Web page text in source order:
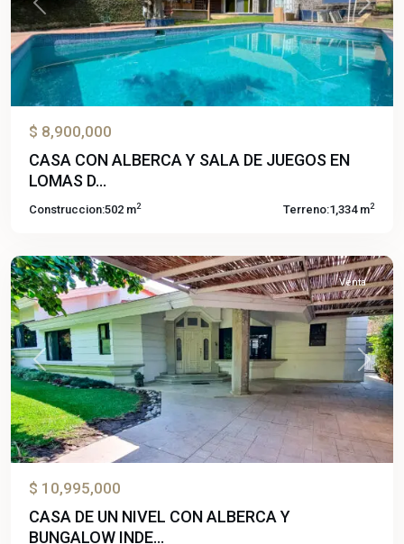
Previous Next
$ 8,900,000
CASA CON ALBERCA Y SALA DE JUEGOS EN
LOMAS D...
Construccion:502 m2 Terreno:1,334 m2
Previous Next
Venta
$ 10,995,000
CASA DE UN NIVEL CON ALBERCA Y
BUNGALOW INDE...
Lomas